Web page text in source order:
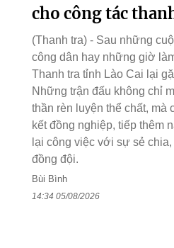
cho công tác
(Thanh tra) - Sau những
công dân hay những giờ
Thanh tra tỉnh Lào Cai lại
Những trận đấu không chỉ
thần rèn luyện thể chất, mà
kết đồng nghiệp, tiếp thêm
lại công việc với sự sẻ
đồng đội.
Bùi Bình
14:34 05/08/2026